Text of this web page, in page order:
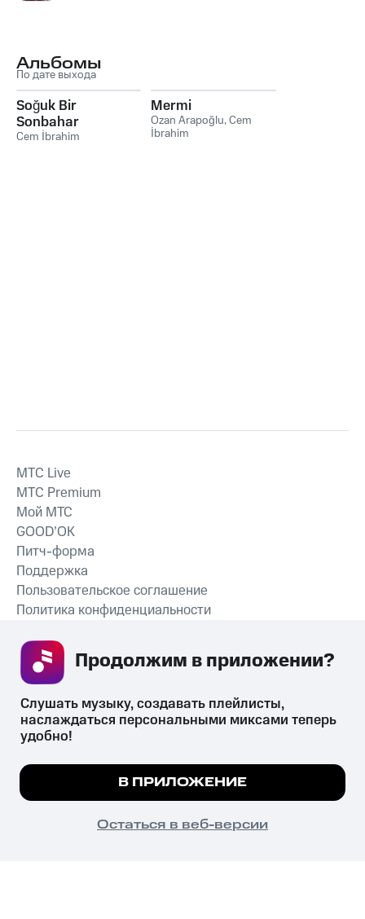
Альбомы
По дате выхода
Soğuk Bir
Sonbahar
Cem İbrahim
Mermi
Ozan Arapoğlu,Cem
İbrahim
СКАЧАТЬ ПРИЛОЖЕНИЕ
MTС Live
MTС Premium
Мой МТС
GOOD’OK
Питч-форма
Поддержка
Пользовательское соглашение
Политика конфиденциальности
психотропных веществ, их аналогов причиняет вред здоровью,
их незаконный оборот запрещён и влечёт установленную
законодательством ответственность.
© 2026 ООО «КИОН».
Все права защищены
Мы используем куки, чтобы на сайте все
Подробнее
ПОНЯТНО
Слушать музыку, создавать плейлисты,
наслаждаться персональными миксами теперь
удобно!
В ПРИЛОЖЕНИЕ
Остаться в веб-версии